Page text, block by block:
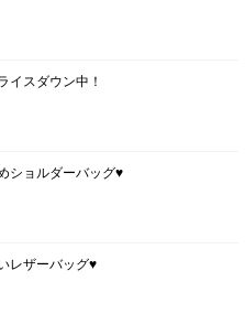
イスダウン中！
ショルダーバッグ♥
レザーバッグ♥